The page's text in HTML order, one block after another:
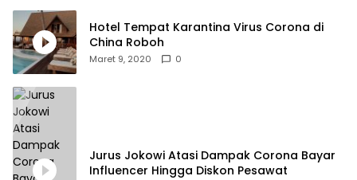
Hotel Tempat Karantina Virus Corona di
China Roboh
Maret 9, 2020 0
Jurus Jokowi Atasi Dampak Corona Bayar
Influencer Hingga Diskon Pesawat